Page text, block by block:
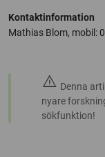
Kontaktinformation
Mathias Blom, mobil:
warning Denna
nyare
sökfunktion!